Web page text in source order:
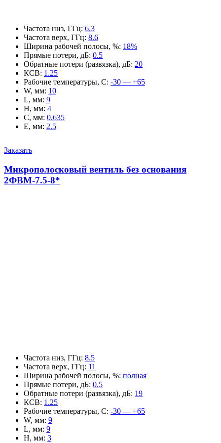
Частота низ, ГГц: 6.3
Частота верх, ГГц: 8.6
Ширина рабочей полосы, %: 18%
Прямые потери, дБ: 0.5
Обратные потери (развязка), дБ: 20
КСВ: 1.25
Рабочие температуры, С: -30 — +65
W, мм: 10
L, мм: 9
H, мм: 4
C, мм: 0.635
E, мм: 2.5
Заказать
Микрополосковый вентиль без основания
2ФВМ-7.5-8*
Частота низ, ГГц: 8.5
Частота верх, ГГц: 11
Ширина рабочей полосы, %: полная
Прямые потери, дБ: 0.5
Обратные потери (развязка), дБ: 19
КСВ: 1.25
Рабочие температуры, С: -30 — +65
W, мм: 9
L, мм: 9
H, мм: 3